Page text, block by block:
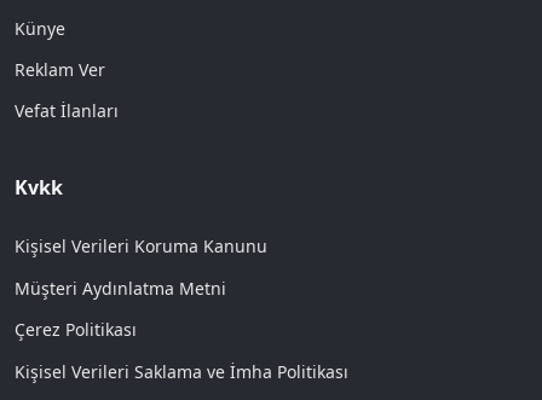
Künye
Reklam Ver
Vefat İlanları
Kvkk
Kişisel Verileri Koruma Kanunu
Müşteri Aydınlatma Metni
Çerez Politikası
Kişisel Verileri Saklama ve İmha Politikası